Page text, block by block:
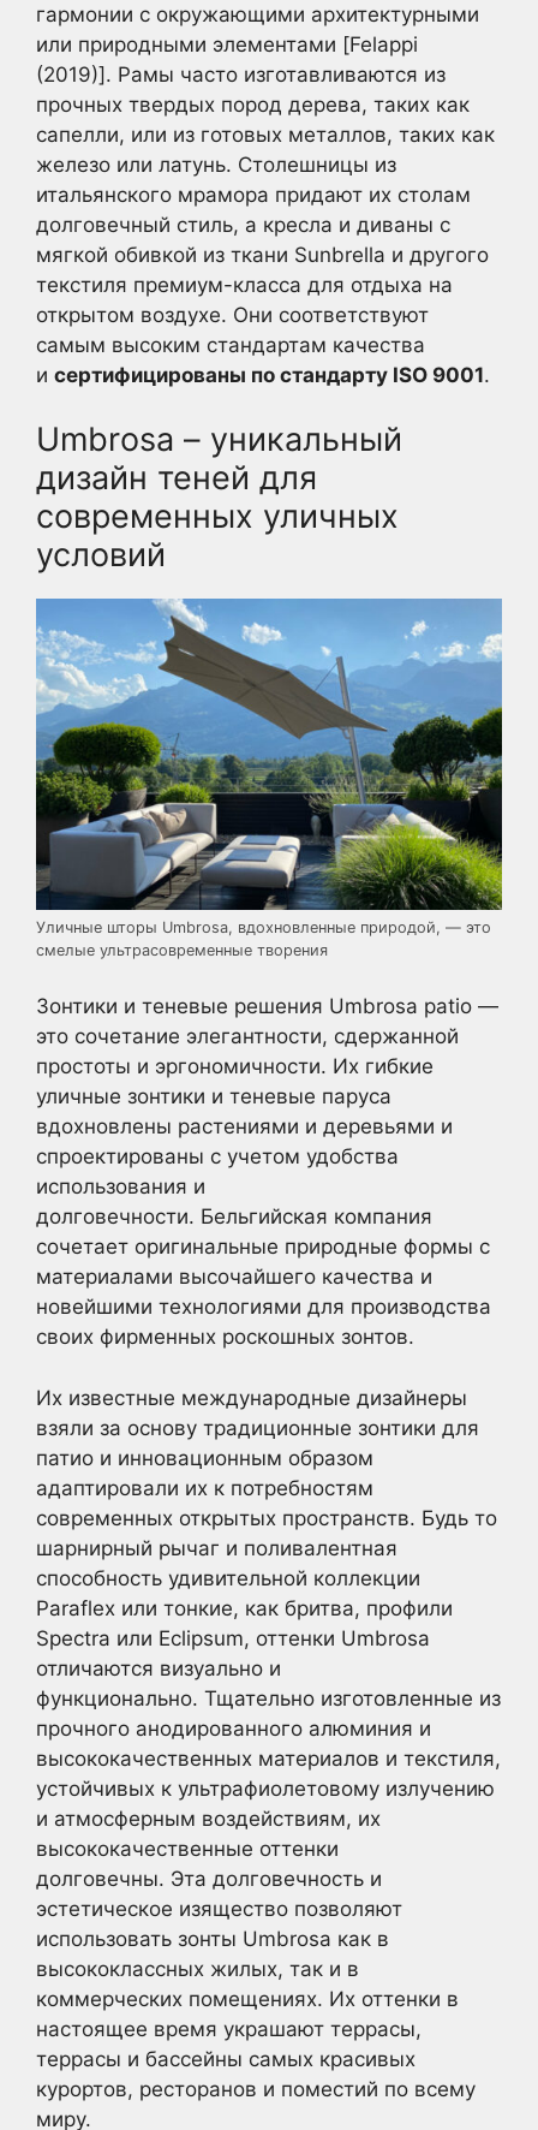
гармонии с окружающими архитектурными
или природными элементами [Felappi
(2019)]. Рамы часто изготавливаются из
прочных твердых пород дерева, таких как
сапелли, или из готовых металлов, таких как
железо или латунь. Столешницы из
итальянского мрамора придают их столам
долговечный стиль, а кресла и диваны с
мягкой обивкой из ткани Sunbrella и другого
текстиля премиум-класса для отдыха на
открытом воздухе. Они соответствуют
самым высоким стандартам качества
и сертифицированы по стандарту ISO 9001.
Umbrosa – уникальный
дизайн теней для
современных уличных
условий
Уличные шторы Umbrosa, вдохновленные природой, — это
смелые ультрасовременные творения
Зонтики и теневые решения Umbrosa patio —
это сочетание элегантности, сдержанной
простоты и эргономичности. Их гибкие
уличные зонтики и теневые паруса
вдохновлены растениями и деревьями и
спроектированы с учетом удобства
использования и
долговечности. Бельгийская компания
сочетает оригинальные природные формы с
материалами высочайшего качества и
новейшими технологиями для производства
своих фирменных роскошных зонтов.
Их известные международные дизайнеры
взяли за основу традиционные зонтики для
патио и инновационным образом
адаптировали их к потребностям
современных открытых пространств. Будь то
шарнирный рычаг и поливалентная
способность удивительной коллекции
Paraflex или тонкие, как бритва, профили
Spectra или Eclipsum, оттенки Umbrosa
отличаются визуально и
функционально. Тщательно изготовленные из
прочного анодированного алюминия и
высококачественных материалов и текстиля,
устойчивых к ультрафиолетовому излучению
и атмосферным воздействиям, их
высококачественные оттенки
долговечны. Эта долговечность и
эстетическое изящество позволяют
использовать зонты Umbrosa как в
высококлассных жилых, так и в
коммерческих помещениях. Их оттенки в
настоящее время украшают террасы,
террасы и бассейны самых красивых
курортов, ресторанов и поместий по всему
миру.